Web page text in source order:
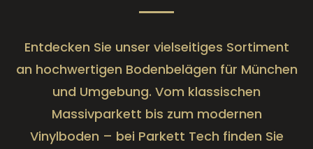
Entdecken Sie unser vielseitiges Sortiment
an hochwertigen Bodenbelägen für München
und Umgebung. Vom klassischen
Massivparkett bis zum modernen
Vinylboden – bei Parkett Tech finden Sie